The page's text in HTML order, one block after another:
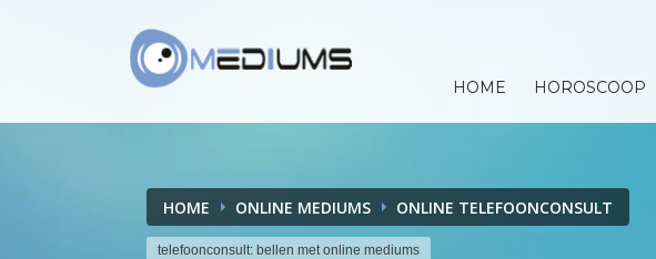
HOME HOROSCOOP
HOME ONLINE MEDIUMS ONLINE TELEFOONCONSULT
telefoonconsult: bellen met online mediums